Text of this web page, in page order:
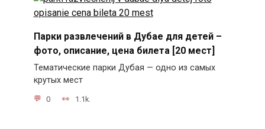
Парки развлечений в Дубае для детей –
фото, описание, цена билета [20 мест]
Тематические парки Дубая — одно из самых
крутых мест
0 1.1k.